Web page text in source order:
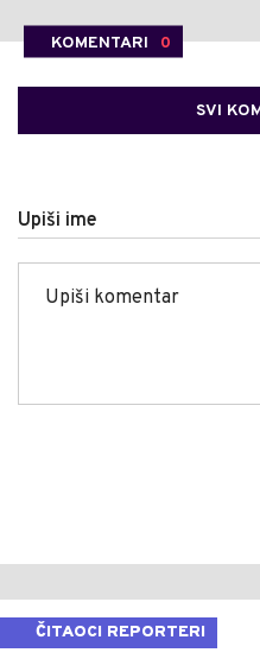
KOMENTARI 0
SVI
Upiši ime
ČITAOCI REPORTERI